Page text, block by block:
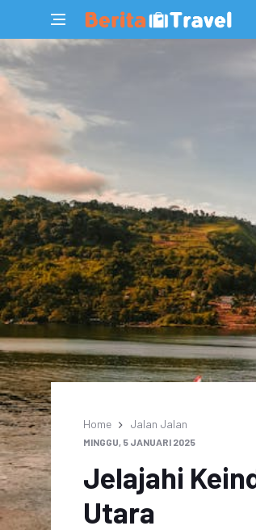
Home Jalan Jalan
MINGGU, 5 JANUARI 2025
Jelajahi
Utara